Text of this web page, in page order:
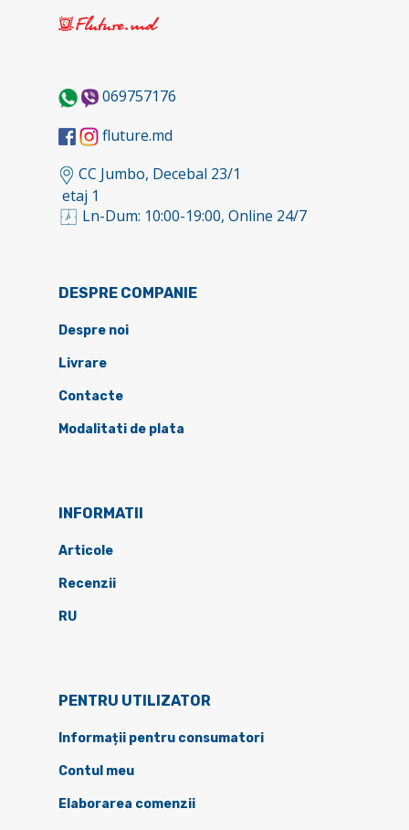
069757176
fluture.md
CC Jumbo, Decebal 23/1
etaj 1
Ln-Dum: 10:00-19:00, Online 24/7
DESPRE COMPANIE
Despre noi
Livrare
Contacte
Modalitati de plata
INFORMATII
Articole
Recenzii
RU
PENTRU UTILIZATOR
Informații pentru consumatori
Contul meu
Elaborarea comenzii